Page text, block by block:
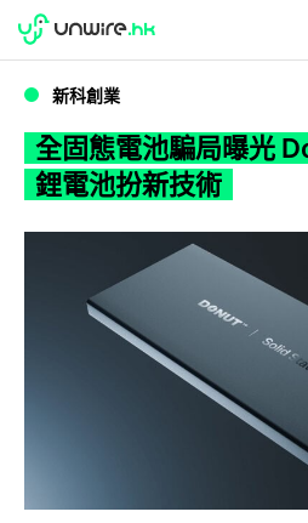
WWDC 2026
新科創業
全固態電池騙局曝光
鋰電池扮新技術